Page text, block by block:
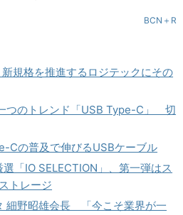
BCN＋R
規格を推進するロジテックにその
つのトレンド「USB Type-C」 切
Cの普及で伸びるUSBケーブル
「IO SELECTION」、第一弾はス
トレージ
細野昭雄会長 「今こそ業界が一